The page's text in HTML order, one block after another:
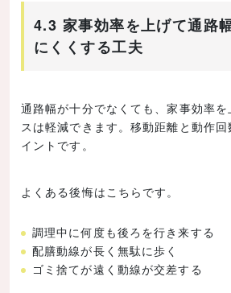
4.3 家事効率を上げて通路
にくくする工夫
通路幅が十分でなくても、家事効率
スは軽減できます。移動距離と動作
イントです。
よくある後悔はこちらです。
調理中に何度も後ろを行き来する
配膳動線が長く無駄に歩く
ゴミ捨てが遠く動線が交差する